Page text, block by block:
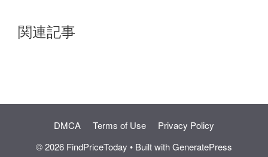
関連記事
DMCA Terms of Use
Privacy Policy
© 2026 FindPriceToday • Built withGeneratePress